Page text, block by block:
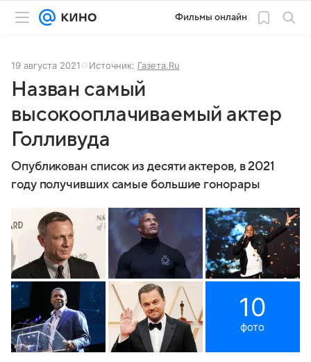
Фильмы онлайн
19 августа 2021 Источник: Газета.Ru
Назван самый
высокооплачиваемый актер
Голливуда
Опубликован список из десяти актеров, в 2021
году получивших самые большие гонорары
10
фото